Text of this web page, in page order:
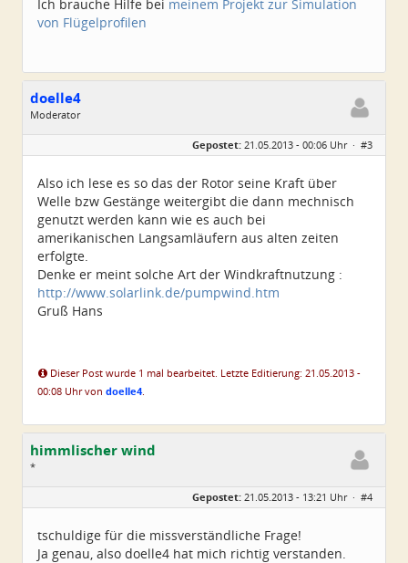
Ich brauche Hilfe bei meinem Projekt zur Simulation
von Flügelprofilen
doelle4
Moderator
Geschlecht:
Alter:
55
Beiträge:
2371
Dabei seit:
11 / 2006
Gepostet: 21.05.2013 - 00:06 Uhr · #3
Also ich lese es so das der Rotor seine Kraft über
Welle bzw Gestänge weitergibt die dann mechnisch
genutzt werden kann wie es auch bei
amerikanischen Langsamläufern aus alten zeiten
erfolgte.
Denke er meint solche Art der Windkraftnutzung :
http://www.solarlink.de/pumpwind.htm
Gruß Hans
Dieser Post wurde 1 mal bearbeitet. Letzte Editierung: 21.05.2013 -
00:08 Uhr von doelle4.
himmlischer wind
*
Beiträge:
8
Gepostet: 21.05.2013 - 13:21 Uhr · #4
tschuldige für die missverständliche Frage!
Ja genau, also doelle4 hat mich richtig verstanden.